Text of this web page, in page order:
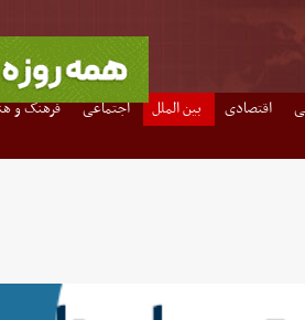
اقتصادی بین الملل اجتماعی فرهنگ و